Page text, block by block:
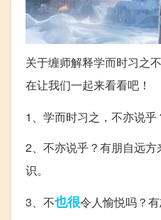
关于缠师解释学而时习之
在让我们一起来看看吧！
1、学而时习之，不亦说乎
2、不亦说乎？有朋自远
识。
3、不也很令人愉悦吗？